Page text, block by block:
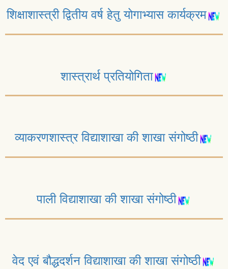
शिक्षाशास्त्री द्वितीय वर्ष हेतु योगाभ्यास कार्यक्रम
शास्त्रार्थ प्रतियोगिता
व्याकरणशास्त्र विद्याशाखा की शाखा संगोष्ठी
पाली विद्याशाखा की शाखा संगोष्ठी
वेद एवं बौद्धदर्शन विद्याशाखा की शाखा संगोष्ठी